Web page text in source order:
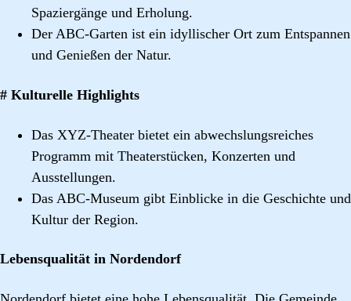
Spaziergänge und Erholung.
Der ABC-Garten ist ein idyllischer Ort zum Entspannen
und Genießen der Natur.
# Kulturelle Highlights
Das XYZ-Theater bietet ein abwechslungsreiches
Programm mit Theaterstücken, Konzerten und
Ausstellungen.
Das ABC-Museum gibt Einblicke in die Geschichte und
Kultur der Region.
Lebensqualität in Nordendorf